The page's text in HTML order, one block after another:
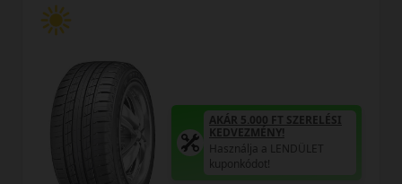
Használja a LENDÜLET
kuponkódot!
0%